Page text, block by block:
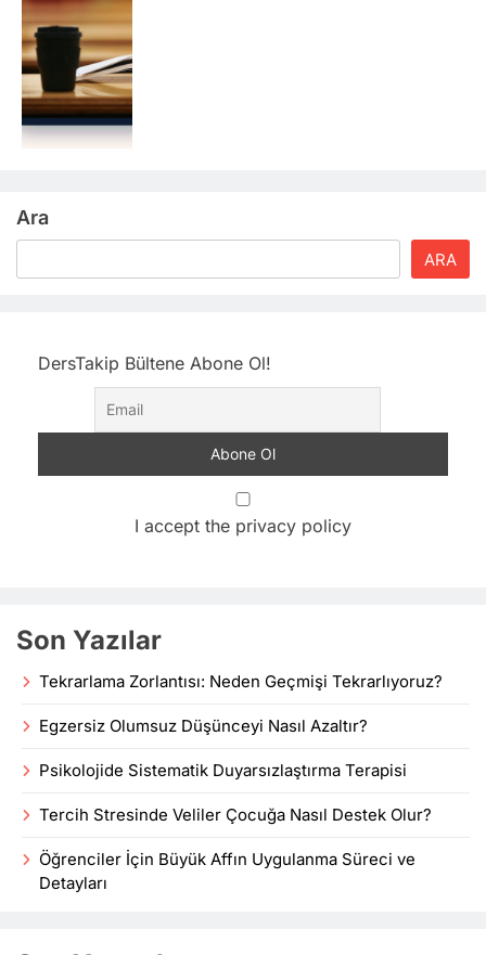
Ara
ARA
DersTakip Bültene Abone Ol!
I accept the privacy policy
Son Yazılar
Tekrarlama Zorlantısı: Neden Geçmişi Tekrarlıyoruz?
Egzersiz Olumsuz Düşünceyi Nasıl Azaltır?
Psikolojide Sistematik Duyarsızlaştırma Terapisi
Tercih Stresinde Veliler Çocuğa Nasıl Destek Olur?
Öğrenciler İçin Büyük Affın Uygulanma Süreci ve
Detayları